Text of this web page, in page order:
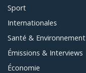
Sport
Internationales
Santé & Environnement
Émissions & Interviews
Économie